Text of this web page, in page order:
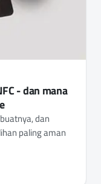
- dan mana
dan
paling aman